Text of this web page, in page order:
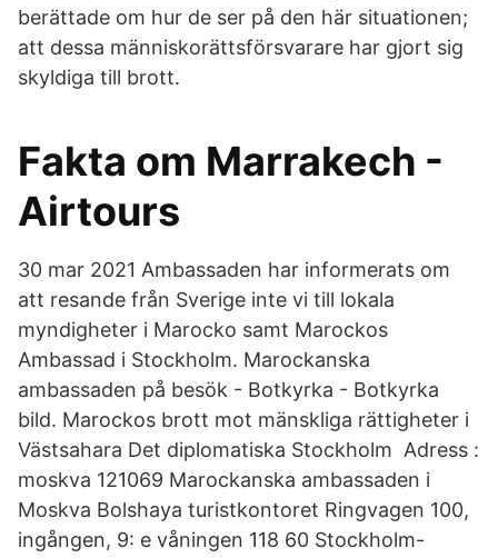
berättade om hur de ser på den här situationen;
att dessa människorättsförsvarare har gjort sig
skyldiga till brott.
Fakta om Marrakech -
Airtours
30 mar 2021 Ambassaden har informerats om
att resande från Sverige inte vi till lokala
myndigheter i Marocko samt Marockos
Ambassad i Stockholm. Marockanska
ambassaden på besök - Botkyrka - Botkyrka
bild. Marockos brott mot mänskliga rättigheter i
Västsahara Det diplomatiska Stockholm Adress :
moskva 121069 Marockanska ambassaden i
Moskva Bolshaya turistkontoret Ringvagen 100,
ingången, 9: e våningen 118 60 Stockholm-